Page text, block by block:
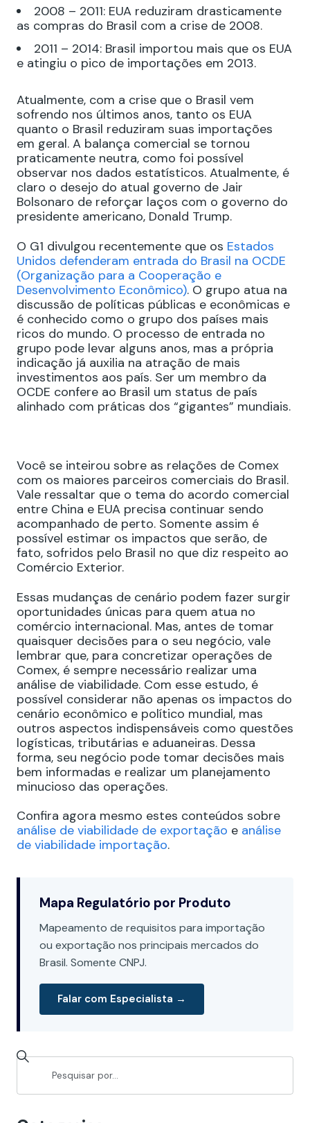
2008 – 2011: EUA reduziram drasticamente
as compras do Brasil com a crise de 2008.
2011 – 2014: Brasil importou mais que os EUA
e atingiu o pico de importações em 2013.
Atualmente, com a crise que o Brasil vem
sofrendo nos últimos anos, tanto os EUA
quanto o Brasil reduziram suas importações
em geral. A balança comercial se tornou
praticamente neutra, como foi possível
observar nos dados estatísticos. Atualmente, é
claro o desejo do atual governo de Jair
Bolsonaro de reforçar laços com o governo do
presidente americano, Donald Trump.
O G1 divulgou recentemente que os Estados
Unidos defenderam entrada do Brasil na OCDE
(Organização para a Cooperação e
Desenvolvimento Econômico). O grupo atua na
discussão de políticas públicas e econômicas e
é conhecido como o grupo dos países mais
ricos do mundo. O processo de entrada no
grupo pode levar alguns anos, mas a própria
indicação já auxilia na atração de mais
investimentos aos país. Ser um membro da
OCDE confere ao Brasil um status de país
alinhado com práticas dos “gigantes” mundiais.
Você se inteirou sobre as relações de Comex
com os maiores parceiros comerciais do Brasil.
Vale ressaltar que o tema do acordo comercial
entre China e EUA precisa continuar sendo
acompanhado de perto. Somente assim é
possível estimar os impactos que serão, de
fato, sofridos pelo Brasil no que diz respeito ao
Comércio Exterior.
Essas mudanças de cenário podem fazer surgir
oportunidades únicas para quem atua no
comércio internacional. Mas, antes de tomar
quaisquer decisões para o seu negócio, vale
lembrar que, para concretizar operações de
Comex, é sempre necessário realizar uma
análise de viabilidade. Com esse estudo, é
possível considerar não apenas os impactos do
cenário econômico e político mundial, mas
outros aspectos indispensáveis como questões
logísticas, tributárias e aduaneiras. Dessa
forma, seu negócio pode tomar decisões mais
bem informadas e realizar um planejamento
minucioso das operações.
Confira agora mesmo estes conteúdos sobre
análise de viabilidade de exportação e análise
de viabilidade importação.
Mapa Regulatório por Produto
Mapeamento de requisitos para importação
ou exportação nos principais mercados do
Brasil. Somente CNPJ.
Falar com Especialista →